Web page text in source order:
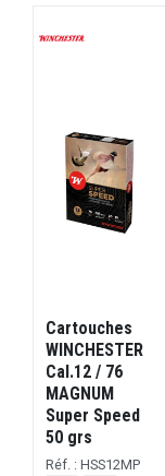
Cartouches
WINCHESTER
Cal.12 / 76
MAGNUM
Super Speed
50 grs
Réf. : HSS12MP